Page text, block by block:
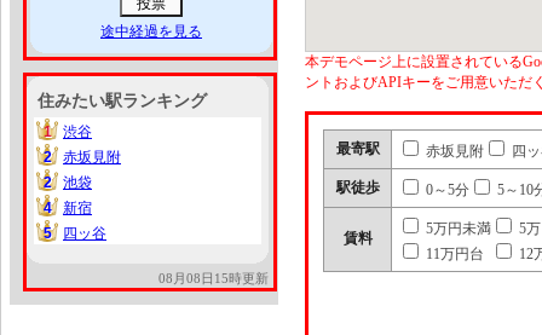
途中経過を見る
住みたい駅ランキング
1
1
渋谷
2
2
赤坂見附
2
2
池袋
4
4
新宿
5
5 四ッ谷
08月08日15時更新
本デモページ上に設置されている
ントおよびAPIキーをご用意いただ
最寄駅 赤坂見附 四
駅徒歩 0～5分 5～10
賃料
5万円未満
5
11万円台
12